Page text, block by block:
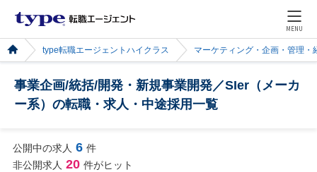
MENU
type転職エージェントハイクラス マーケティング・企画・管理・
事業企画/統括/開発・新規事業開発／SIer（メーカ
ー系）の転職・求人・中途採用一覧
公開中の求人 6 件
非公開求人 20 件がヒット